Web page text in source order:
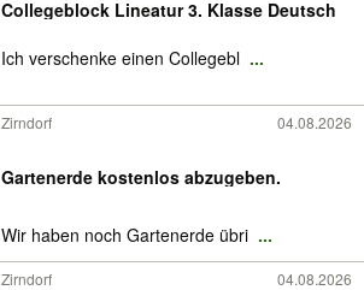
Collegeblock Lineatur 3. Klasse Deutsch
Ich verschenke einen Collegebl ...
Zirndorf 04.08.2026
Gartenerde kostenlos abzugeben.
Wir haben noch Gartenerde übri ...
Zirndorf 04.08.2026